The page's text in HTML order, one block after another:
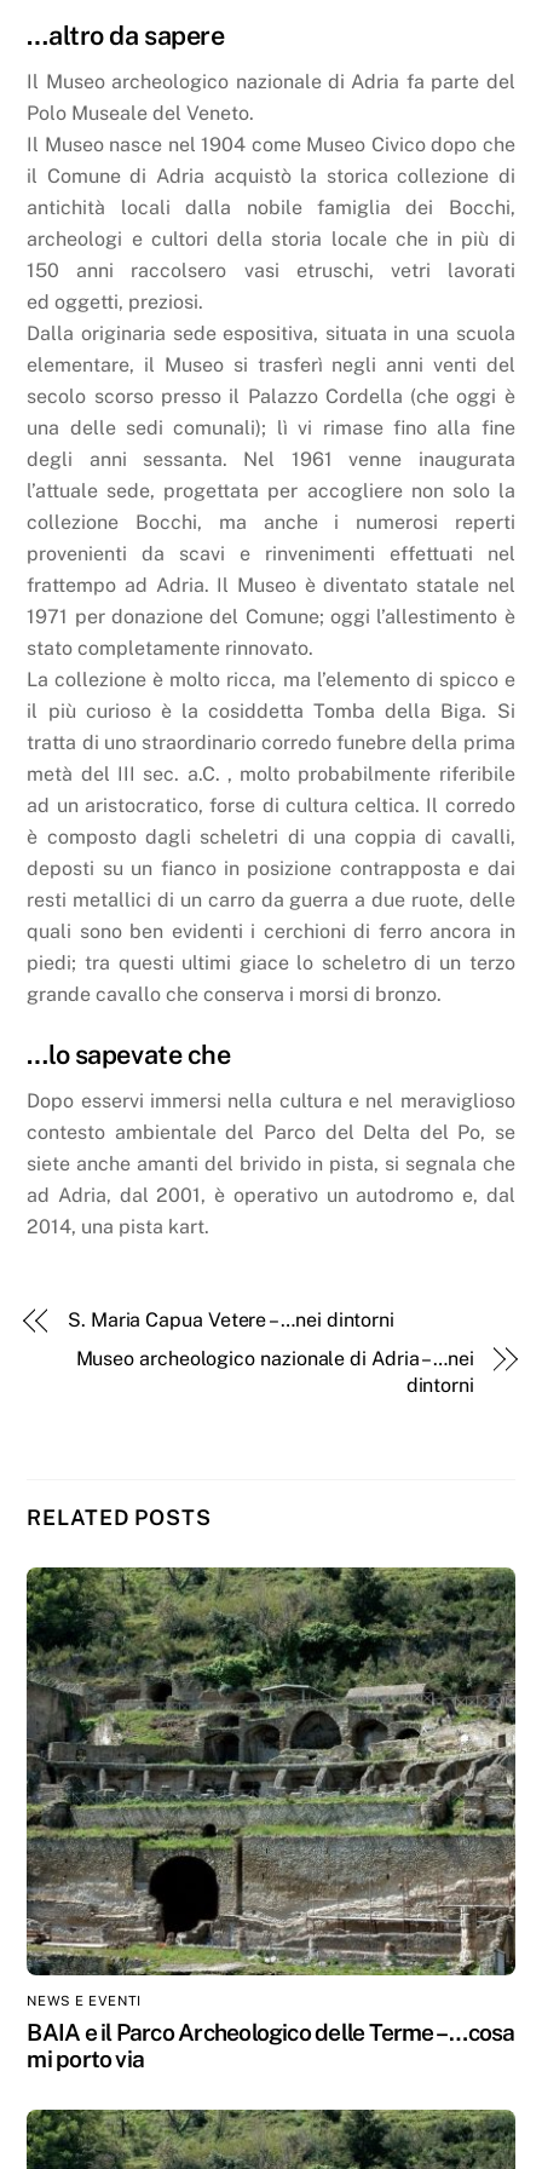
…altro da sapere
Il Museo archeologico nazionale di Adria fa parte del
Polo Museale del Veneto.
Il Museo nasce nel 1904 come Museo Civico dopo che
il Comune di Adria acquistò la storica collezione di
antichità locali dalla nobile famiglia dei Bocchi,
archeologi e cultori della storia locale che in più di
150 anni raccolsero vasi etruschi, vetri lavorati
ed oggetti, preziosi.
Dalla originaria sede espositiva, situata in una scuola
elementare, il Museo si trasferì negli anni venti del
secolo scorso presso il Palazzo Cordella (che oggi è
una delle sedi comunali); lì vi rimase fino alla fine
degli anni sessanta. Nel 1961 venne inaugurata
l’attuale sede, progettata per accogliere non solo la
collezione Bocchi, ma anche i numerosi reperti
provenienti da scavi e rinvenimenti effettuati nel
frattempo ad Adria. Il Museo è diventato statale nel
1971 per donazione del Comune; oggi l’allestimento è
stato completamente rinnovato.
La collezione è molto ricca, ma l’elemento di spicco e
il più curioso è la cosiddetta Tomba della Biga. Si
tratta di uno straordinario corredo funebre della prima
metà del III sec. a.C. , molto probabilmente riferibile
ad un aristocratico, forse di cultura celtica. Il corredo
è composto dagli scheletri di una coppia di cavalli,
deposti su un fianco in posizione contrapposta e dai
resti metallici di un carro da guerra a due ruote, delle
quali sono ben evidenti i cerchioni di ferro ancora in
piedi; tra questi ultimi giace lo scheletro di un terzo
grande cavallo che conserva i morsi di bronzo.
…lo sapevate che
Dopo esservi immersi nella cultura e nel meraviglioso
contesto ambientale del Parco del Delta del Po, se
siete anche amanti del brivido in pista, si segnala che
ad Adria, dal 2001, è operativo un autodromo e, dal
2014, una pista kart.
S. Maria Capua Vetere – …nei dintorni
Museo archeologico nazionale di Adria – …nei
dintorni
RELATED POSTS
NEWS E EVENTI
BAIA e il Parco Archeologico delle Terme – …cosa
mi porto via